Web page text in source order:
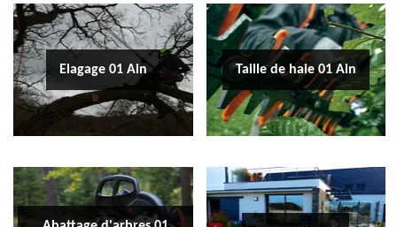
Elagage 01 Ain Taille de haie 01 Ain